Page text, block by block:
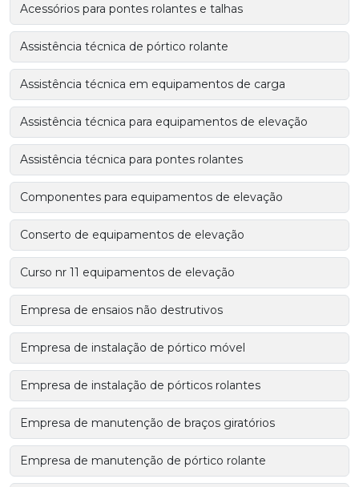
Acessórios para pontes rolantes e talhas
Assistência técnica de pórtico rolante
Assistência técnica em equipamentos de carga
Assistência técnica para equipamentos de elevação
Assistência técnica para pontes rolantes
Componentes para equipamentos de elevação
Conserto de equipamentos de elevação
Curso nr 11 equipamentos de elevação
Empresa de ensaios não destrutivos
Empresa de instalação de pórtico móvel
Empresa de instalação de pórticos rolantes
Empresa de manutenção de braços giratórios
Empresa de manutenção de pórtico rolante